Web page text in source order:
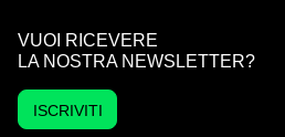
VUOI RICEVERE
LA NOSTRA NEWSLETTER?
ISCRIVITI